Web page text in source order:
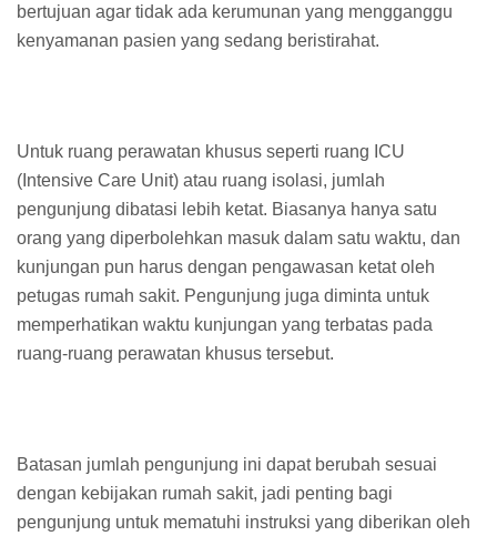
bertujuan agar tidak ada kerumunan yang mengganggu
kenyamanan pasien yang sedang beristirahat.
Untuk ruang perawatan khusus seperti ruang ICU
(Intensive Care Unit) atau ruang isolasi, jumlah
pengunjung dibatasi lebih ketat. Biasanya hanya satu
orang yang diperbolehkan masuk dalam satu waktu, dan
kunjungan pun harus dengan pengawasan ketat oleh
petugas rumah sakit. Pengunjung juga diminta untuk
memperhatikan waktu kunjungan yang terbatas pada
ruang-ruang perawatan khusus tersebut.
Batasan jumlah pengunjung ini dapat berubah sesuai
dengan kebijakan rumah sakit, jadi penting bagi
pengunjung untuk mematuhi instruksi yang diberikan oleh